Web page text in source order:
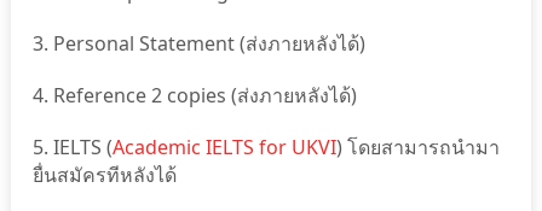
3. Personal Statement (ส่งภายหลังได้)
4. Reference 2 copies (ส่งภายหลังได้)
5. IELTS (Academic IELTS for UKVI) โดยสามารถนำมา
ยื่นสมัครทีหลังได้